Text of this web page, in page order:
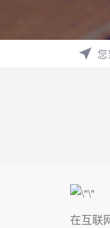
您
在互联